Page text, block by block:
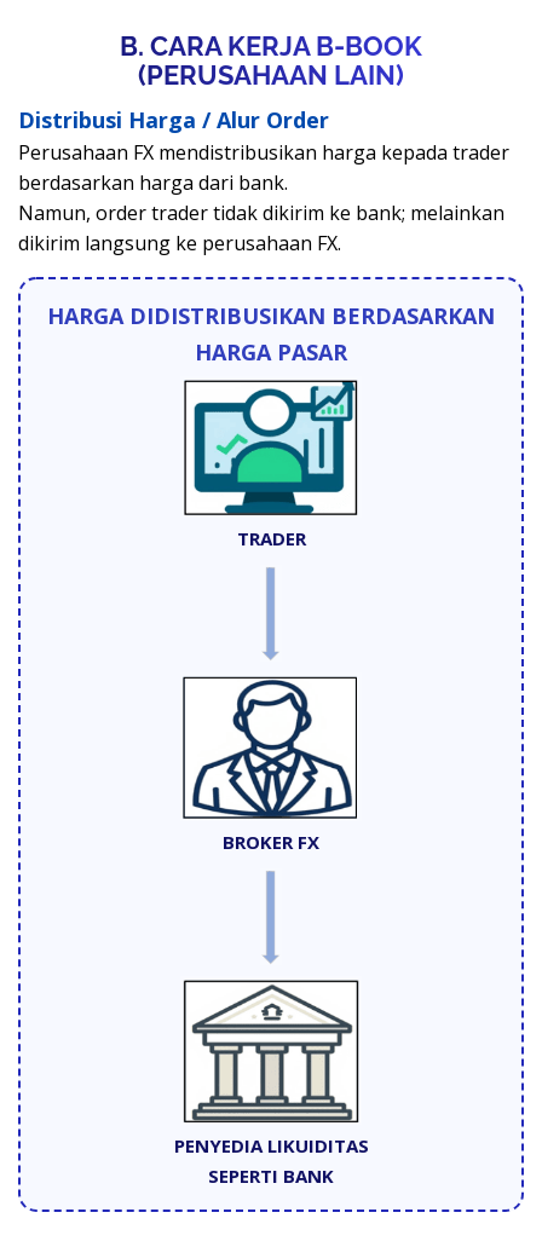
B. CARA KERJA B-BOOK
(PERUSAHAAN LAIN)
Distribusi Harga / Alur Order
Perusahaan FX mendistribusikan harga kepada trader
berdasarkan harga dari bank.
Namun, order trader tidak dikirim ke bank; melainkan
dikirim langsung ke perusahaan FX.
HARGA DIDISTRIBUSIKAN BERDASARKAN
HARGA PASAR
TRADER
BROKER FX
PENYEDIA LIKUIDITAS
SEPERTI BANK